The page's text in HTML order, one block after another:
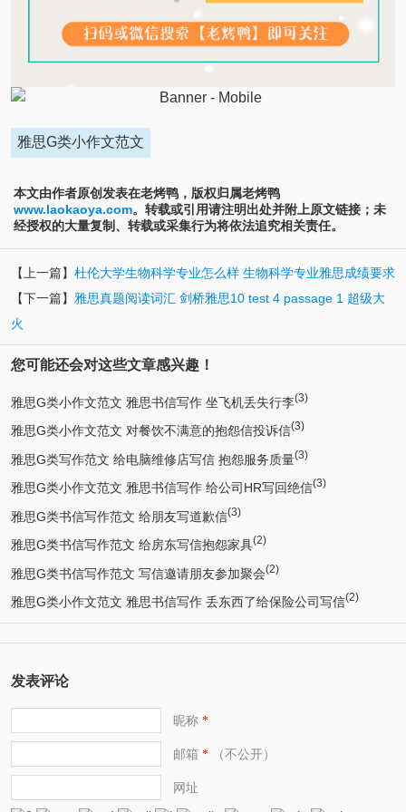
雅思G类小作文范文
本文由作者原创发表在老烤鸭，版权归属老烤鸭
www.laokaoya.com。转载或引用请注明出处并附上原文链接；未
经授权的大量复制、转载或采集行为将依法追究相关责任。
【上一篇】 杜伦大学生物科学专业怎么样 生物科学专业雅思成绩要求
【下一篇】 雅思真题阅读词汇 剑桥雅思10 test 4 passage 1 超级大
火
您可能还会对这些文章感兴趣！
雅思G类小作文范文 雅思书信写作 坐飞机丢失行李(3)
雅思G类小作文范文 对餐饮不满意的抱怨信投诉信(3)
雅思G类写作范文 给电脑维修店写信 抱怨服务质量(3)
雅思G类小作文范文 雅思书信写作 给公司HR写回绝信(3)
雅思G类书信写作范文 给朋友写道歉信(3)
雅思G类书信写作范文 给房东写信抱怨家具(2)
雅思G类书信写作范文 写信邀请朋友参加聚会(2)
雅思G类小作文范文 雅思书信写作 丢东西了给保险公司写信(2)
发表评论
昵称*
邮箱 *（不公开）
网址